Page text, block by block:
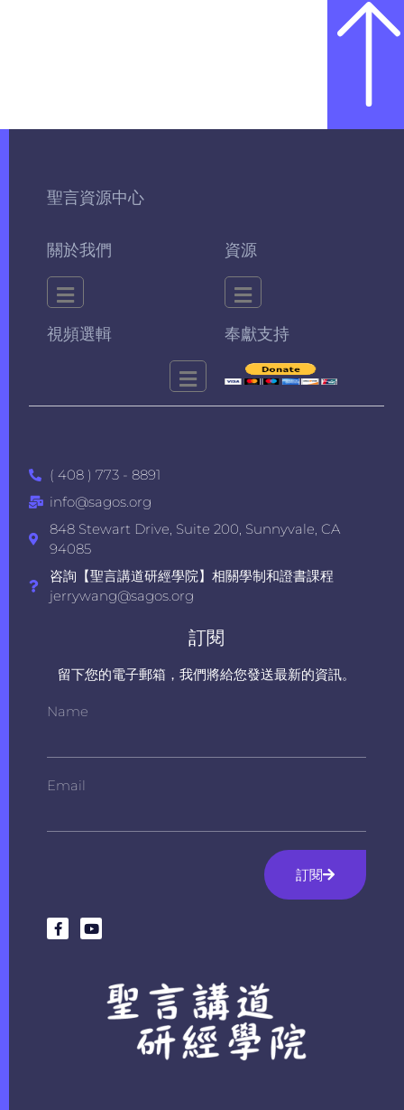
聖言資源中心
關於我們 資源
視頻選輯 奉獻支持
( 408 ) 773 - 8891
info@sagos.org
848 Stewart Drive, Suite 200, Sunnyvale, CA
94085
咨詢【聖言講道研經學院】相關學制和證書課程
jerrywang@sagos.org
訂閱
留下您的電子郵箱，我們將給您發送最新的資訊。
Name
Email
訂閱